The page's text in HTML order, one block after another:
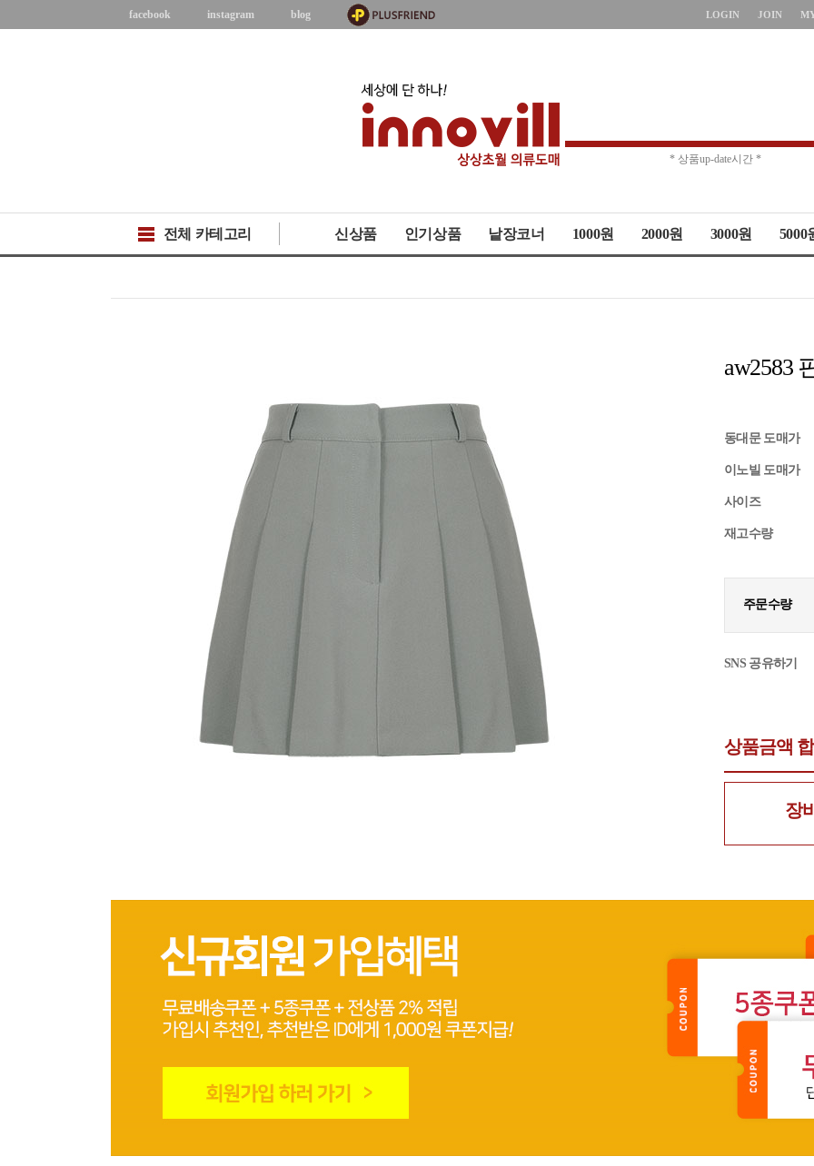
facebook instagram blog LOGIN JOIN
* 주문취소 제한 *
전체 카테고리 신상품 인기상품 낱장코너 1000원 2000원 3000원 5000
aw2583
상품금액
동대문 도매가
이노빌 도매가
사이즈
재고수량
주문수량
SNS 공유하기
장